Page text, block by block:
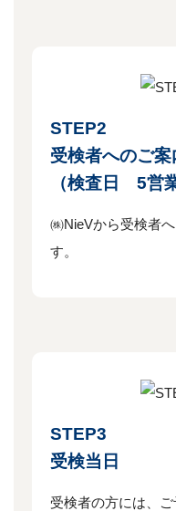
STEP2
受検者へのご案
（検査日 5営
㈱NieVから受検者
す。
STEP3
受検当日
受検者の方には、